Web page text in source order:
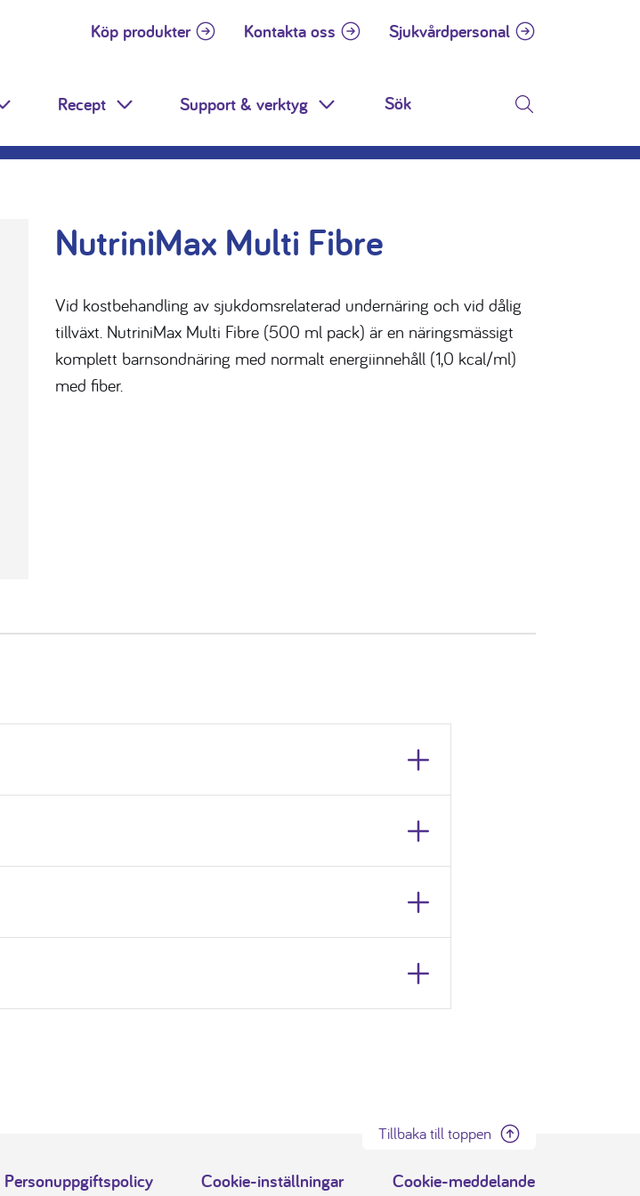
Köp produkter Kontakta oss Sjukvårdpersonal
Toggle Dropdown
Recept Toggle Dropdown
Support & verktyg Toggle Dropdown Sök
NutriniMax Multi Fibre
Vid kostbehandling av sjukdomsrelaterad undernäring och vid dålig
tillväxt. NutriniMax Multi Fibre (500 ml pack) är en näringsmässigt
komplett barnsondnäring med normalt energiinnehåll (1,0 kcal/ml)
med fiber.
Tillbaka till toppen
Personuppgiftspolicy Cookie-inställningar Cookie-meddelande